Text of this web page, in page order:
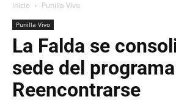
Inicio Punilla Vivo
Punilla Vivo
La Falda se
sede del programa
Reencontrarse